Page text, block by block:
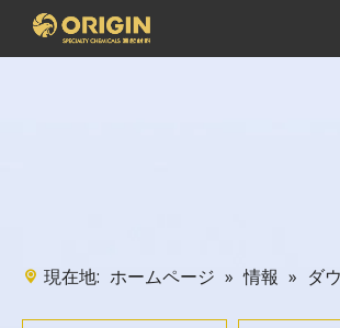
現在地: ホームページ » 情報 » ダ